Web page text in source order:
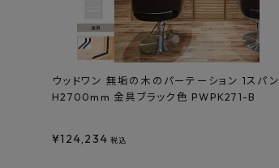
ウッドワン 無垢の木のパーテーション 1スパン
H2700mm 金具ブラック色 PWPK271-B
¥124,234 税込